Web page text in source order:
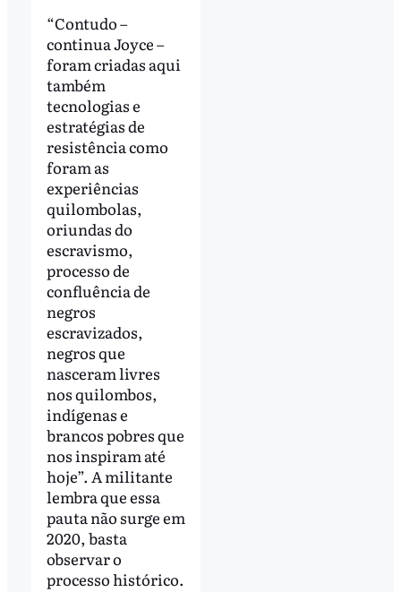
“Contudo –
continua Joyce –
foram criadas aqui
também
tecnologias e
estratégias de
resistência como
foram as
experiências
quilombolas,
oriundas do
escravismo,
processo de
confluência de
negros
escravizados,
negros que
nasceram livres
nos quilombos,
indígenas e
brancos pobres que
nos inspiram até
hoje”. A militante
lembra que essa
pauta não surge em
2020, basta
observar o
processo histórico.